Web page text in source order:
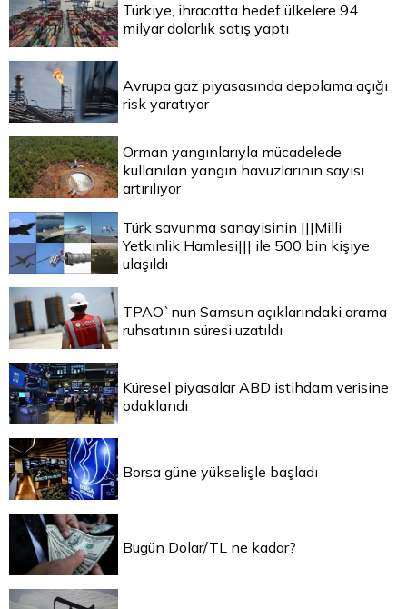
Türkiye, ihracatta hedef ülkelere 94
milyar dolarlık satış yaptı
Avrupa gaz piyasasında depolama açığı
risk yaratıyor
Orman yangınlarıyla mücadelede
kullanılan yangın havuzlarının sayısı
artırılıyor
Türk savunma sanayisinin |||Milli
Yetkinlik Hamlesi||| ile 500 bin kişiye
ulaşıldı
TPAO`nun Samsun açıklarındaki arama
ruhsatının süresi uzatıldı
Küresel piyasalar ABD istihdam verisine
odaklandı
Borsa güne yükselişle başladı
Bugün Dolar/TL ne kadar?